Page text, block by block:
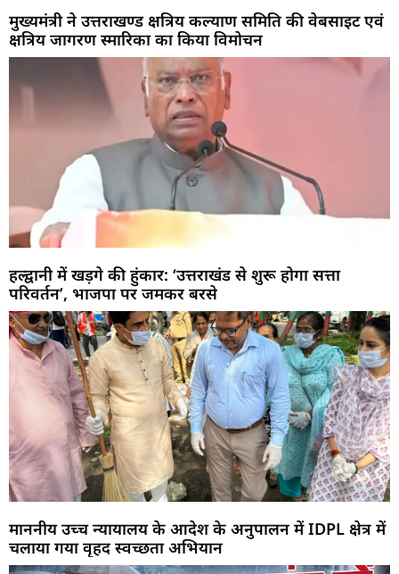
मुख्यमंत्री ने उत्तराखण्ड क्षत्रिय कल्याण समिति की वेबसाइट एवं
क्षत्रिय जागरण स्मारिका का किया विमोचन
हल्द्वानी में खड़गे की हुंकार: ‘उत्तराखंड से शुरू होगा सत्ता
परिवर्तन’, भाजपा पर जमकर बरसे
माननीय उच्च न्यायालय के आदेश के अनुपालन में IDPL क्षेत्र में
चलाया गया वृहद स्वच्छता अभियान